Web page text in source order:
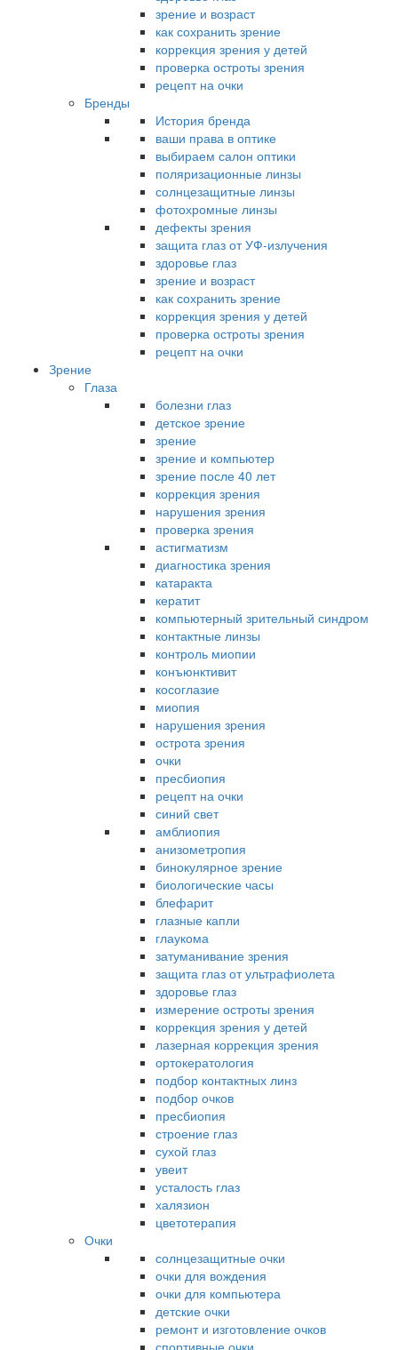
зрение и возраст
как сохранить зрение
коррекция зрения у детей
проверка остроты зрения
рецепт на очки
Бренды
История бренда
ваши права в оптике
выбираем салон оптики
поляризационные линзы
солнцезащитные линзы
фотохромные линзы
дефекты зрения
защита глаз от УФ-излучения
здоровье глаз
зрение и возраст
как сохранить зрение
коррекция зрения у детей
проверка остроты зрения
рецепт на очки
Зрение
Глаза
болезни глаз
детское зрение
зрение
зрение и компьютер
зрение после 40 лет
коррекция зрения
нарушения зрения
проверка зрения
астигматизм
диагностика зрения
катаракта
кератит
компьютерный зрительный синдром
контактные линзы
контроль миопии
конъюнктивит
косоглазие
миопия
нарушения зрения
острота зрения
очки
пресбиопия
рецепт на очки
синий свет
амблиопия
анизометропия
бинокулярное зрение
биологические часы
блефарит
глазные капли
глаукома
затуманивание зрения
защита глаз от ультрафиолета
здоровье глаз
измерение остроты зрения
коррекция зрения у детей
лазерная коррекция зрения
ортокератология
подбор контактных линз
подбор очков
пресбиопия
строение глаз
сухой глаз
увеит
усталость глаз
халязион
цветотерапия
Очки
солнцезащитные очки
очки для вождения
очки для компьютера
детские очки
ремонт и изготовление очков